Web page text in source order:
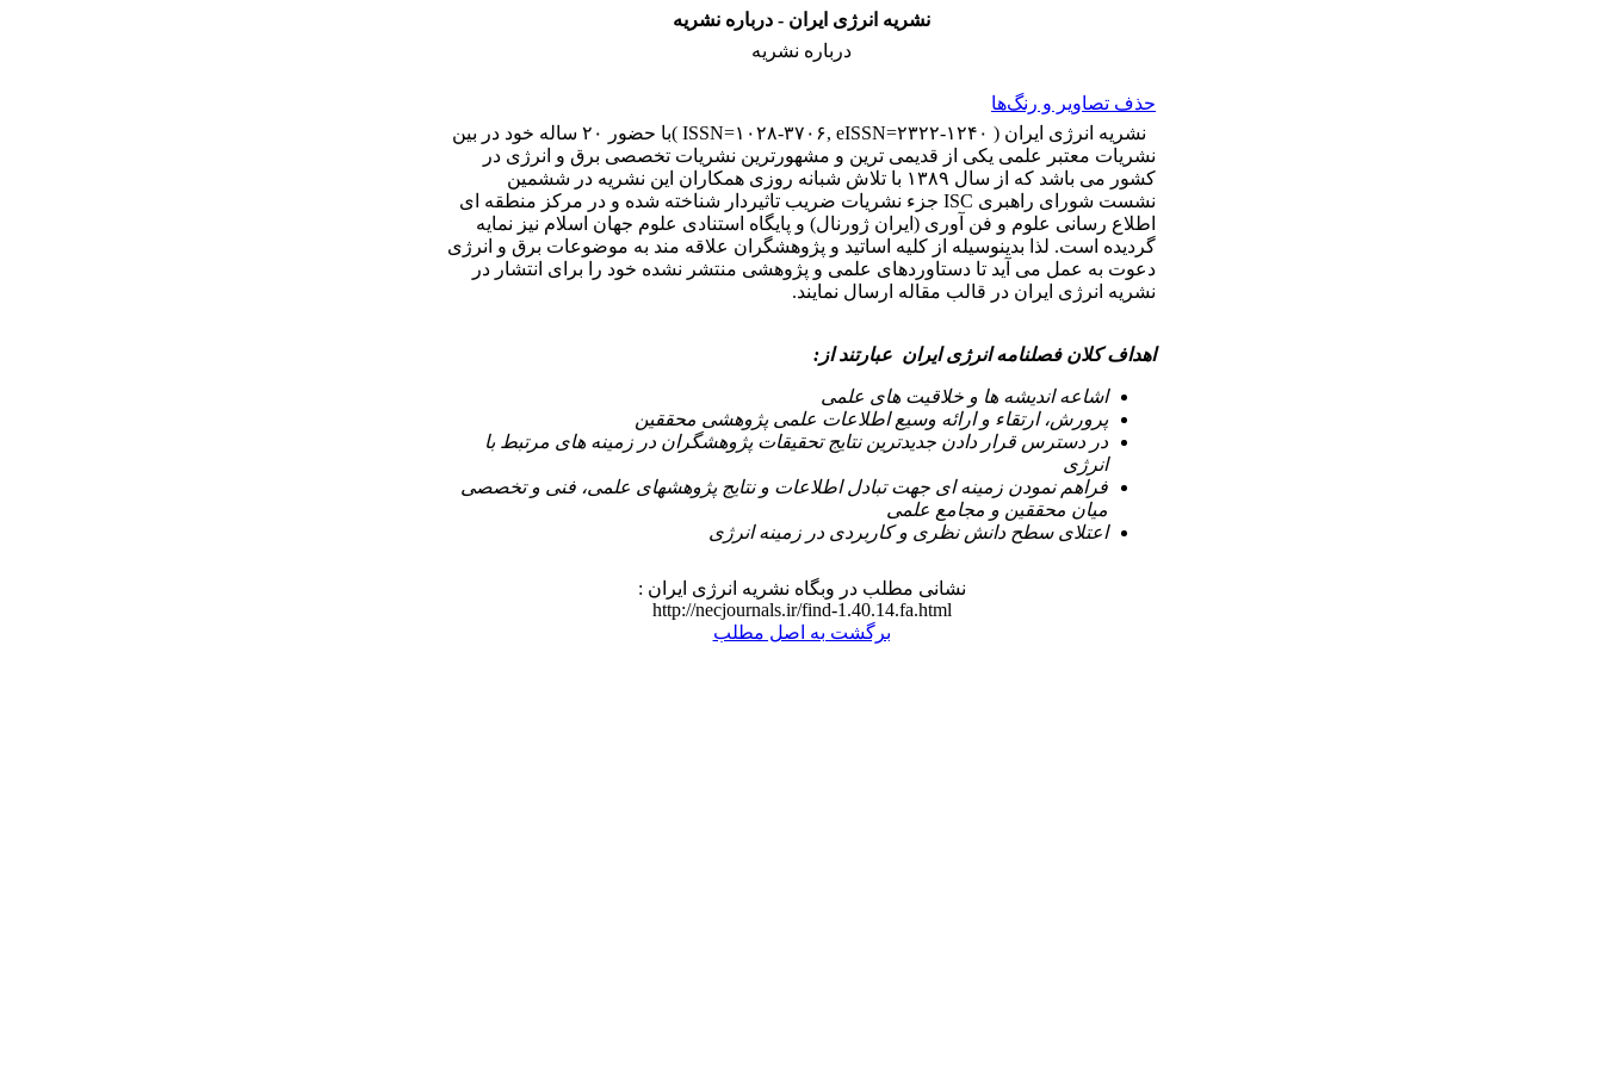
نشریه انرژی ایران - درباره نشریه
درباره نشریه
حذف تصاویر و رنگ‌ها
نشریه انرژی ایران ( ISSN=۱۰۲۸-۳۷۰۶, eISSN=۲۳۲۲-۱۲۴۰ )با حضور ۲۰ ساله خود در بین
نشریات معتبر علمی یکی از قدیمی ترین و مشهورترین نشریات تخصصی برق و انرژی در
کشور می باشد که از سال ۱۳۸۹ با تلاش شبانه روزی همکاران این نشریه در ششمین
نشست شورای راهبری ISC جزء نشریات ضریب تاثیردار شناخته شده و در مرکز منطقه ای
اطلاع رسانی علوم و فن آوری (ایران ژورنال) و پایگاه استنادی علوم جهان اسلام نیز نمایه
گردیده است. لذا بدینوسیله از کلیه اساتید و پژوهشگران علاقه مند به موضوعات برق و انرژی
دعوت به عمل می آید تا دستاوردهای علمی و پژوهشی منتشر نشده خود را برای انتشار در
نشریه انرژی ایران در قالب مقاله ارسال نمایند.
اهداف کلان فصلنامه انرژی ایران عبارتند از:
اشاعه اندیشه ها و خلاقیت های علمی
پرورش، ارتقاء و ارائه وسیع اطلاعات علمی پژوهشی محققین
در دسترس قرار دادن جدیدترین نتایج تحقیقات پژوهشگران در زمینه های مرتبط با
انرژی
فراهم نمودن زمینه ای جهت تبادل اطلاعات و نتایج پژوهشهای علمی، فنی و تخصصی
میان محققین و مجامع علمی
اعتلای سطح دانش نظری و کاربردی در زمینه انرژی
نشانی مطلب در وبگاه نشریه انرژی ایران :
http://necjournals.ir/find-1.40.14.fa.html
برگشت به اصل مطلب